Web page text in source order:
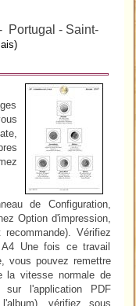
Portugal - Saint-
de Configuration,
Option d'impression,
Vérifiez
Une fois ce travail
vous pouvez remettre
la vitesse normale de
l'application PDF
vérifiez sous